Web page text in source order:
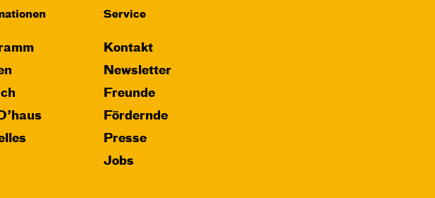
Service
Kontakt
Newsletter
Freunde
Fördernde
Presse
Jobs